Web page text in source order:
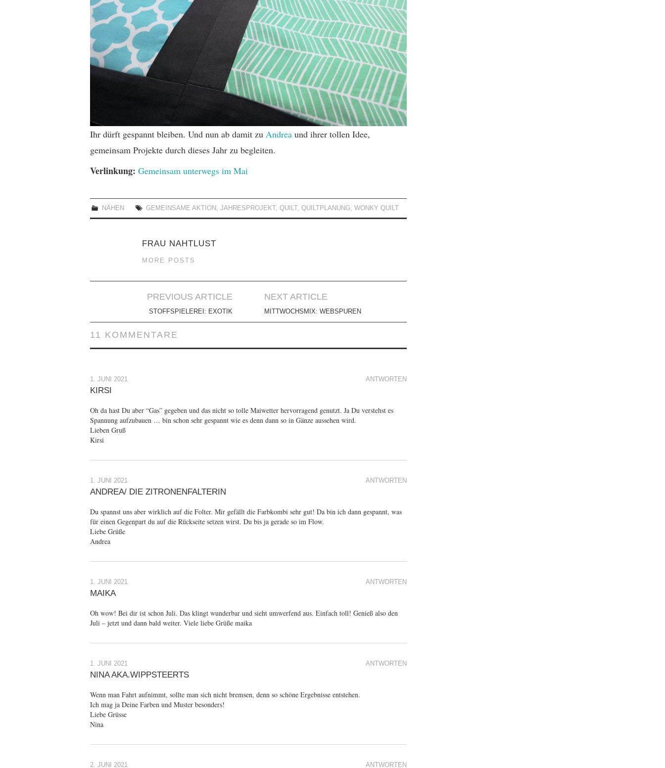
Ihr dürft gespannt bleiben. Und nun ab damit zu Andrea und ihrer tollen Idee,
gemeinsam Projekte durch dieses Jahr zu begleiten.
Verlinkung: Gemeinsam unterwegs im Mai
NÄHEN GEMEINSAME AKTION ,JAHRESPROJEKT ,QUILT ,QUILTPLANUNG,WONKY QUILT
FRAU NAHTLUST
MORE POSTS
Navigation
PREVIOUS ARTICLE
STOFFSPIELEREI: EXOTIK
NEXT ARTICLE
MITTWOCHSMIX: WEBSPUREN
11 KOMMENTARE
ANTWORTEN
1. JUNI 2021
KIRSI
Oh da hast Du aber “Gas” gegeben und das nicht so tolle Maiwetter hervorragend genutzt. Ja Du verstehst es
Spannung aufzubauen … bin schon sehr gespannt wie es denn dann so in Gänze aussehen wird.
Lieben Gruß
Kirsi
ANTWORTEN
1. JUNI 2021
ANDREA/ DIE ZITRONENFALTERIN
Du spannst uns aber wirklich auf die Folter. Mir gefällt die Farbkombi sehr gut! Da bin ich dann gespannt, was
für einen Gegenpart du auf die Rückseite setzen wirst. Du bis ja gerade so im Flow.
Liebe Grüße
Andrea
ANTWORTEN
1. JUNI 2021
MAIKA
Oh wow! Bei dir ist schon Juli. Das klingt wunderbar und sieht umwerfend aus. Einfach toll! Genieß also den
Juli – jetzt und dann bald weiter. Viele liebe Grüße maika
ANTWORTEN
1. JUNI 2021
NINA AKA.WIPPSTEERTS
Wenn man Fahrt aufnimmt, sollte man sich nicht bremsen, denn so schöne Ergebnisse entstehen.
Ich mag ja Deine Farben und Muster besonders!
Liebe Grüsse
Nina
ANTWORTEN
2. JUNI 2021